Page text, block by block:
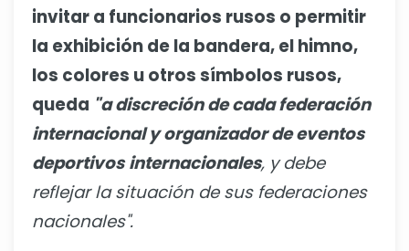
invitar a funcionarios rusos o permitir
la exhibición de la bandera, el himno,
los colores u otros símbolos rusos,
queda "a discreción de cada federación
internacional y organizador de eventos
deportivos internacionales, y debe
reflejar la situación de sus federaciones
nacionales".